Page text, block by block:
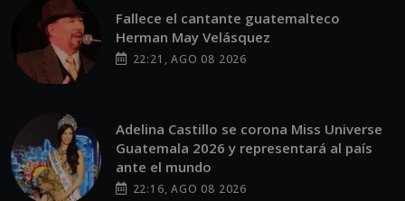
Fallece el cantante guatemalteco
Herman May Velásquez
22:21, AGO 08 2026
Adelina Castillo se corona Miss Universe
Guatemala 2026 y representará al país
ante el mundo
22:16, AGO 08 2026